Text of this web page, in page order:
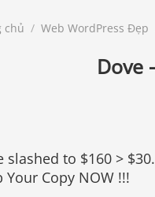
chủ / Web WordPress Đẹp
Dove
slashed to $160 >
Your Copy NOW !!!